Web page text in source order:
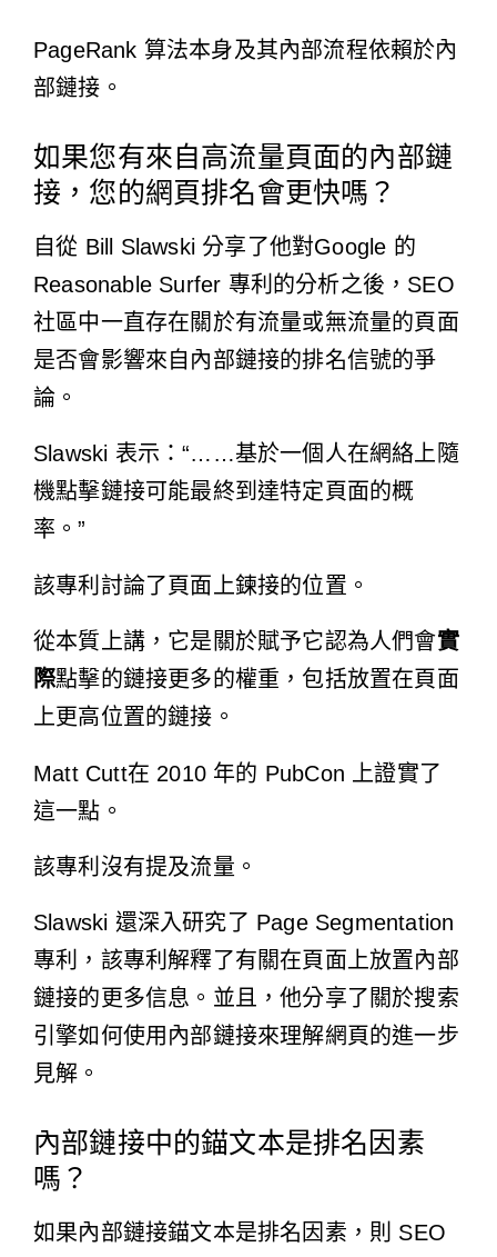
PageRank 算法本身及其內部流程依賴於內
部鏈接。
如果您有來自高流量頁面的內部鏈
接，您的網頁排名會更快嗎？
自從 Bill Slawski 分享了他對Google 的
Reasonable Surfer 專利 的分析之後，SEO
社區中一直存在關於有流量或無流量的頁面
是否會影響來自內部鏈接的排名信號的爭
論。
Slawski 表示：“……基於一個人在網絡上隨
機點擊鏈接可能最終到達特定頁面的概
率。”
該專利討論了頁面上鍊接的位置。
從本質上講，它是關於賦予它認為人們會實
際點擊的鏈接更多的權重，包括放置在頁面
上更高位置的鏈接。
Matt Cutt在 2010 年的 PubCon 上證實了
這一點。
該專利沒有提及流量。
Slawski 還深入研究了 Page Segmentation
專利
，該專利解釋了有關在頁面上放置內部
鏈接的更多信息。並且，他分享了 關於搜索
引擎如何使用內部鏈接來理解網頁的進一步
見解。
內部鏈接中的錨文本是排名因素
嗎？
如果內部鏈接錨文本是排名因素，則 SEO